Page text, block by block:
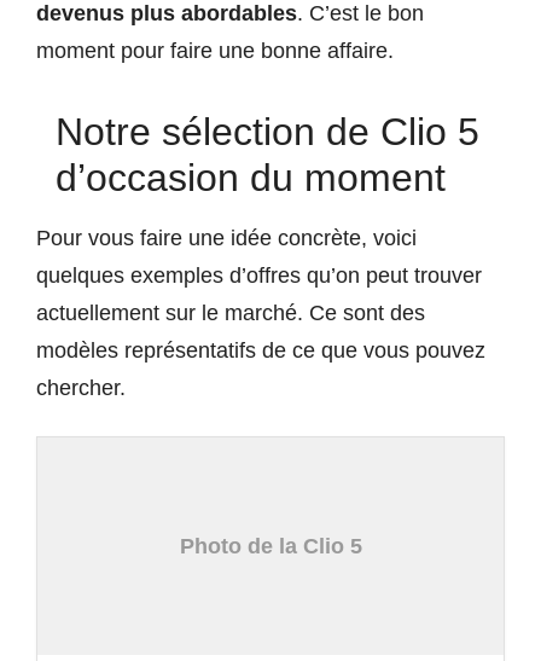
devenus plus abordables. C’est le bon
moment pour faire une bonne affaire.
Notre sélection de Clio 5
d’occasion du moment
Pour vous faire une idée concrète, voici
quelques exemples d’offres qu’on peut trouver
actuellement sur le marché. Ce sont des
modèles représentatifs de ce que vous pouvez
chercher.
Photo de la Clio 5